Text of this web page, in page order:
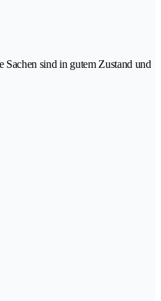
sind in gutem Zustand und